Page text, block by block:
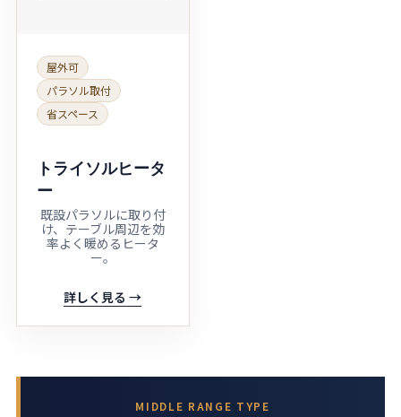
屋外可
パラソル取付
省スペース
トライソルヒータ
ー
既設パラソルに取り付
け、テーブル周辺を効
率よく暖めるヒータ
ー。
詳しく見る →
MIDDLE RANGE TYPE